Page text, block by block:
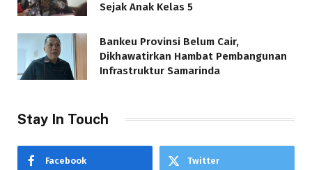
Sejak Anak Kelas 5
Bankeu Provinsi Belum Cair,
Dikhawatirkan Hambat Pembangunan
Infrastruktur Samarinda
Stay In Touch
Facebook Twitter